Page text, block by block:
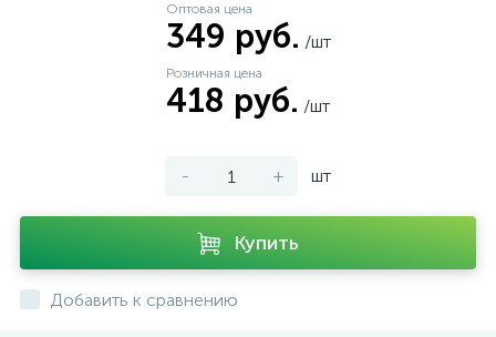
Оптовая цена
349 руб. /шт
Розничная цена
418 руб. /шт
- + шт
Купить
Добавить к сравнению